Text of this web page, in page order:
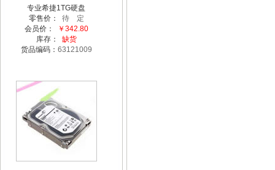
专业希捷1TG硬盘
零售价： 待 定
会员价：
￥342.80
库存： 缺货
货品编码： 63121009